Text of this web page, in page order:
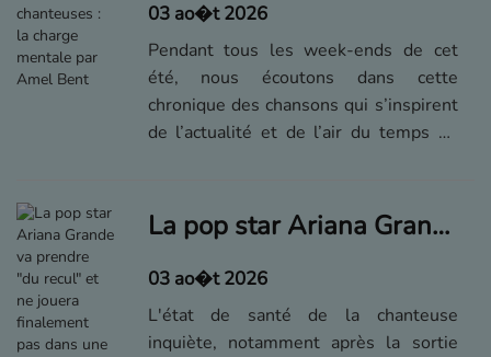
03 ao�t 2026
Pendant tous les week-ends de cet
été, nous écoutons dans cette
chronique des chansons qui s’inspirent
de l’actualité et de l’air du temps de
Amel Bent.
La pop star Ariana Grande va prendre "du recul" et ne jouera finalement pas dans une comédie musicale prévue en 2027
03 ao�t 2026
L'état de santé de la chanteuse
inquiète, notamment après la sortie